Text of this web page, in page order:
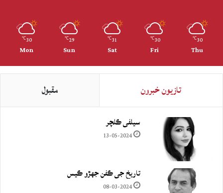
30
℃
Thu
30
℃
Fri
31
℃
Sat
29
℃
Sun
30
℃
Mon
تازيون خبرون مقبول
سيلفي ڪلچر
13-05-2024
تاريخ جي ڪفن جھڙو ڪيس
08-03-2024